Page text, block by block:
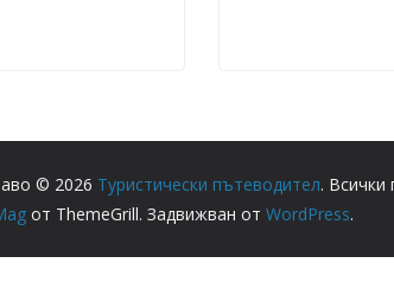
© 2026 Туристически пътеводител. Всички
от ThemeGrill. Задвижван от WordPress.